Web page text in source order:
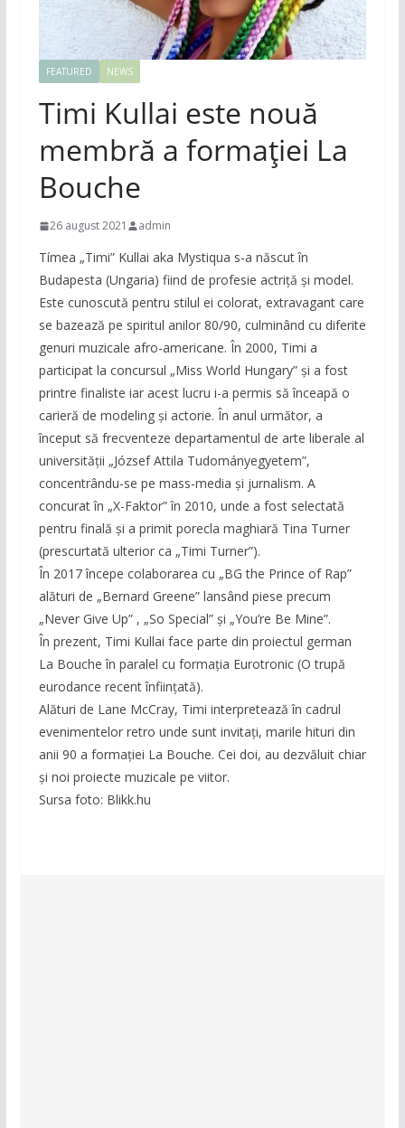
FEATURED NEWS
Timi Kullai este nouă
membră a formației La
Bouche
26 august 2021 admin
Tímea „Timi” Kullai aka Mystiqua s-a născut în
Budapesta (Ungaria) fiind de profesie actriță și model.
Este cunoscută pentru stilul ei colorat, extravagant care
se bazează pe spiritul anilor 80/90, culminând cu diferite
genuri muzicale afro-americane. În 2000, Timi a
participat la concursul „Miss World Hungary” și a fost
printre finaliste iar acest lucru i-a permis să înceapă o
carieră de modeling și actorie. În anul următor, a
început să frecventeze departamentul de arte liberale al
universității „József Attila Tudományegyetem”,
concentrându-se pe mass-media și jurnalism. A
concurat în „X-Faktor” în 2010, unde a fost selectată
pentru finală și a primit porecla maghiară Tina Turner
(prescurtată ulterior ca „Timi Turner”).
În 2017 începe colaborarea cu „BG the Prince of Rap”
alături de „Bernard Greene” lansând piese precum
„Never Give Up” , „So Special” și „You’re Be Mine”.
În prezent, Timi Kullai face parte din proiectul german
La Bouche în paralel cu formația Eurotronic (O trupă
eurodance recent înființată).
Alături de Lane McCray, Timi interpretează în cadrul
evenimentelor retro unde sunt invitați, marile hituri din
anii 90 a formației La Bouche. Cei doi, au dezvăluit chiar
și noi proiecte muzicale pe viitor.
Sursa foto: Blikk.hu